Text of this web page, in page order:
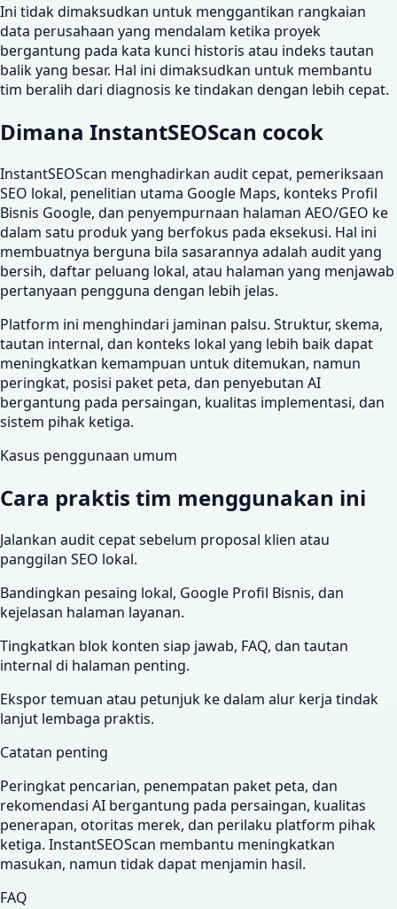
Ini tidak dimaksudkan untuk menggantikan rangkaian
data perusahaan yang mendalam ketika proyek
bergantung pada kata kunci historis atau indeks tautan
balik yang besar. Hal ini dimaksudkan untuk membantu
tim beralih dari diagnosis ke tindakan dengan lebih cepat.
Dimana InstantSEOScan cocok
InstantSEOScan menghadirkan audit cepat, pemeriksaan
SEO lokal, penelitian utama Google Maps, konteks Profil
Bisnis Google, dan penyempurnaan halaman AEO/GEO ke
dalam satu produk yang berfokus pada eksekusi. Hal ini
membuatnya berguna bila sasarannya adalah audit yang
bersih, daftar peluang lokal, atau halaman yang menjawab
pertanyaan pengguna dengan lebih jelas.
Platform ini menghindari jaminan palsu. Struktur, skema,
tautan internal, dan konteks lokal yang lebih baik dapat
meningkatkan kemampuan untuk ditemukan, namun
peringkat, posisi paket peta, dan penyebutan AI
bergantung pada persaingan, kualitas implementasi, dan
sistem pihak ketiga.
Kasus penggunaan umum
Cara praktis tim menggunakan ini
Jalankan audit cepat sebelum proposal klien atau
panggilan SEO lokal.
Bandingkan pesaing lokal, Google Profil Bisnis, dan
kejelasan halaman layanan.
Tingkatkan blok konten siap jawab, FAQ, dan tautan
internal di halaman penting.
Ekspor temuan atau petunjuk ke dalam alur kerja tindak
lanjut lembaga praktis.
Catatan penting
Peringkat pencarian, penempatan paket peta, dan
rekomendasi AI bergantung pada persaingan, kualitas
penerapan, otoritas merek, dan perilaku platform pihak
ketiga. InstantSEOScan membantu meningkatkan
masukan, namun tidak dapat menjamin hasil.
FAQ